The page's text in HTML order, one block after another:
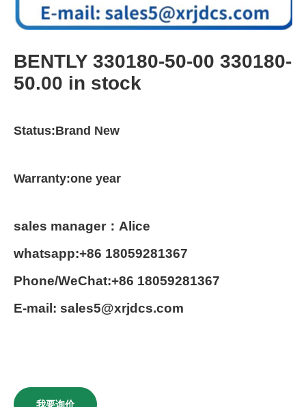
BENTLY 330180-50-00 330180-
50.00 in stock
Status:Brand New
Warranty:one year
sales manager：Alice
whatsapp:+86 18059281367
Phone/WeChat:+86 18059281367
E-mail: sales5@xrjdcs.com
我要询价